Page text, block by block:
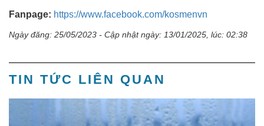
Fanpage: https://www.facebook.com/kosmenvn
Ngày đăng: 25/05/2023 - Cập nhật ngày: 13/01/2025, lúc: 02:38
TIN TỨC LIÊN QUAN